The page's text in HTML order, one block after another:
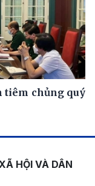
tiêm chủng quý
HỘI VÀ DÂN